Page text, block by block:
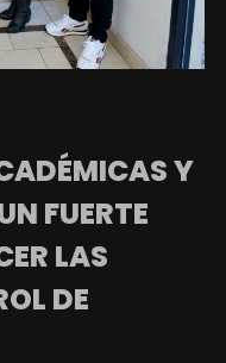
Y
FUERTE
LAS
DE